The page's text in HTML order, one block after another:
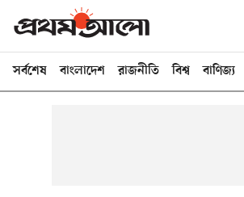
সর্বশেষ বাংলাদেশ রাজনীতি বিশ্ব বাণিজ্য